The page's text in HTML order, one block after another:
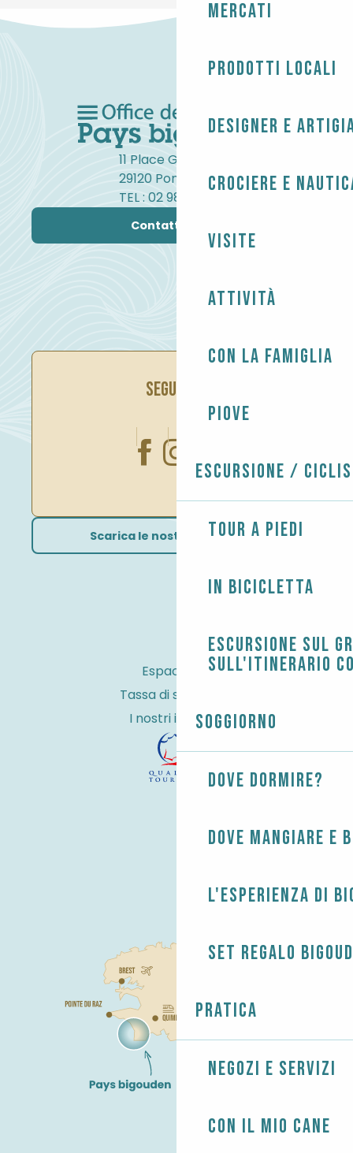
Mercati
Prodotti locali
Designer e
Crociere e
Visite
Attività
Con la famiglia
Piove
Escursione /
Tour a piedi
In bicicletta
Escursione sul
sull'itinerario
Soggiorno
Dove dormire?
Dove mangiare e
L'esperienza di
Set regalo
Pratica
Negozi e servizi
Con il mio cane
11 Place Gambetta
29120 Pont-l'Abbé
TEL : 02 98 82 37 99
Contattateci
SEGUITECI
Scarica le nostre brochure
Espace Pro
Tassa di soggiorno
I nostri impegni